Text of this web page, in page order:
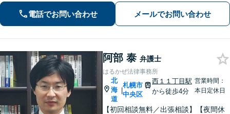
す。離婚や労働、相続など幅広い分野
に対応しておりますので、ぜひご相談
電話でお問い合わせ メールでお問い合わせ
阿部 泰 弁護士
はるかぜ法律事務所
北
海
道
|
札幌市
中央区
西１１丁目駅
から徒歩4分
営業時間：
本日定休日
【初回相談無料／出張相談】【夜間休